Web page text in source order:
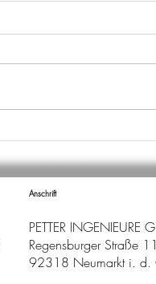
Anschrift
PETTER INGENIEURE
Regensburger Straße
92318 Neumarkt i. d.